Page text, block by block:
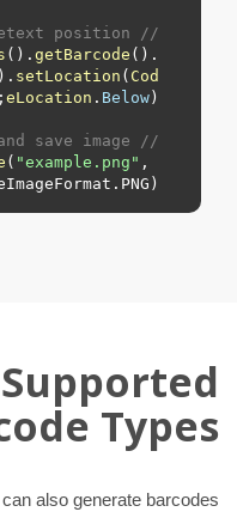
// Set codetext position
(). getBarcode ().
setLocation ( Cod
eLocation . Below
// Generate and save image
( "example.png" ,
. PNG );
Types
also generate barcodes